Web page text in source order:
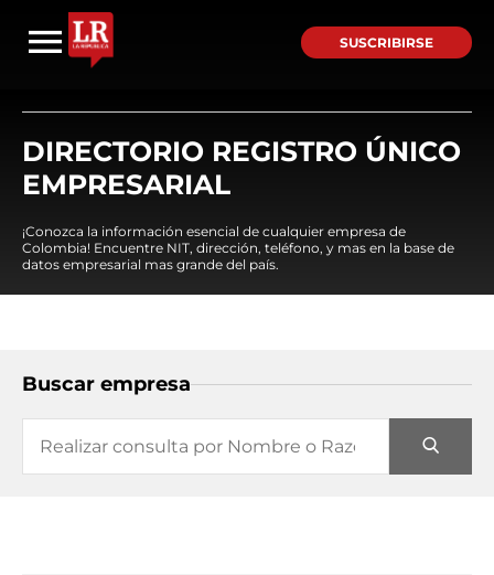
SUSCRIBIRSE
DIRECTORIO REGISTRO ÚNICO
EMPRESARIAL
¡Conozca la información esencial de cualquier empresa de
Colombia! Encuentre NIT, dirección, teléfono, y mas en la base de
datos empresarial mas grande del país.
Buscar empresa